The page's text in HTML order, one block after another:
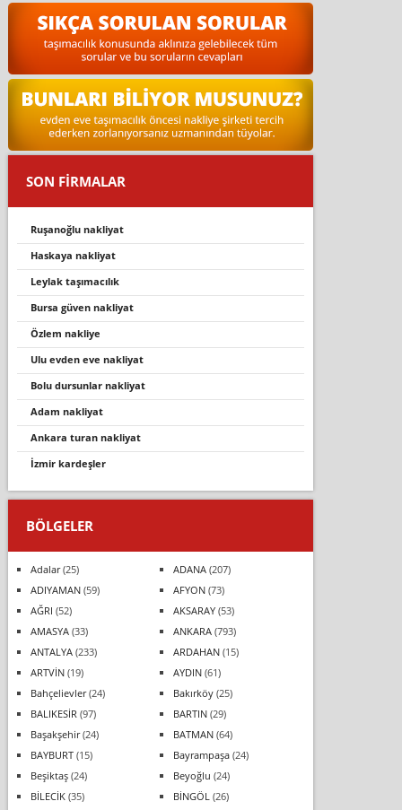
SON FİRMALAR
ruşanoğlu nakli̇yat
haskaya nakli̇yat
leylak taşımacılık
bursa güven nakliyat
özlem nakliye
ulu evden eve nakliyat
bolu dursunlar nakliyat
adam nakliyat
ankara turan nakliyat
i̇zmir kardeşler
BÖLGELER
Adalar(25) ADANA(207)
ADIYAMAN(59) AFYON(73)
AĞRI (52) AKSARAY(53)
AMASYA(33) ANKARA(793)
ANTALYA(233) ARDAHAN(15)
ARTVİN(19) AYDIN(61)
Bahçelievler(24) Bakırköy(25)
BALIKESİR (97) BARTIN(29)
Başakşehir(24) BATMAN(64)
BAYBURT(15) Bayrampaşa(24)
Beşiktaş(24) Beyoğlu (24)
BİLECİK(35) BİNGÖL (26)